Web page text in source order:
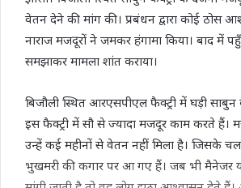
वेतन देने की मांग की। प्रबंधन द्वारा कोई ठोस
नाराज मजदूरों ने जमकर हंगामा किया। बाद में
समझाकर मामला शांत कराया।
बिजौली स्थित आरएसपीएल फैक्ट्री में घड़ी साबुन
इस फैक्ट्री में सौ से ज्यादा मजदूर काम करते हैं।
उन्हें कई महीनों से वेतन नहीं मिला है। जिसके
भुखमरी की कगार पर आ गए हैं। जब भी मैनेजर